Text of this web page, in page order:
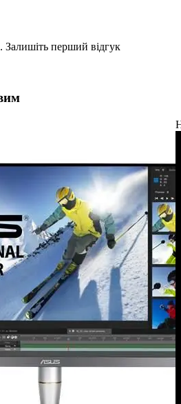
Залишіть перший відгук